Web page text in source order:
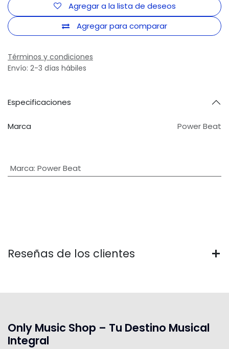
Agregar para comparar
Agregar a la lista de deseos
Términos y condiciones
Envío: 2-3 días hábiles
Especificaciones
Marca Power Beat
Marca: Power Beat
Reseñas de los clientes
Only Music Shop – Tu Destino Musical
Integral